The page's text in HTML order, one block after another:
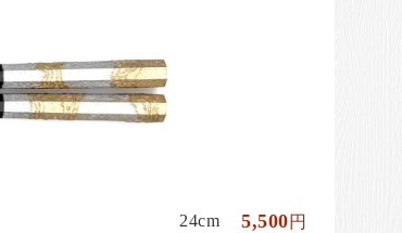
24cm 5,500円